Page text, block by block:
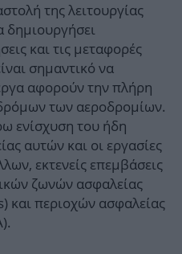
της λειτουργίας
και τις μεταφορές
σημαντικό να
αφορούν την πλήρη
των αεροδρομίων.
ενίσχυση του ήδη
αυτών και οι εργασίες
εκτενείς επεμβάσεις
ζωνών ασφαλείας
και περιοχών ασφαλείας